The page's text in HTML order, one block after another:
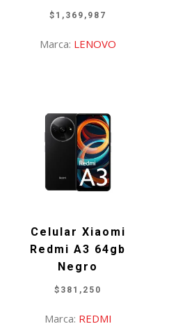
$ 1,369,987
Marca: LENOVO
Celular Xiaomi
Redmi A3 64gb
Negro
$ 381,250
Marca: REDMI